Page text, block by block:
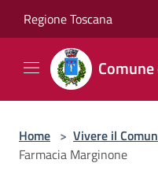
Regione Toscana
Home > Vivere il
Farmacia Marginone